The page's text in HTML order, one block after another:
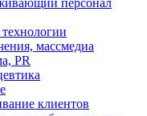
массмедиа
PR
клиентов